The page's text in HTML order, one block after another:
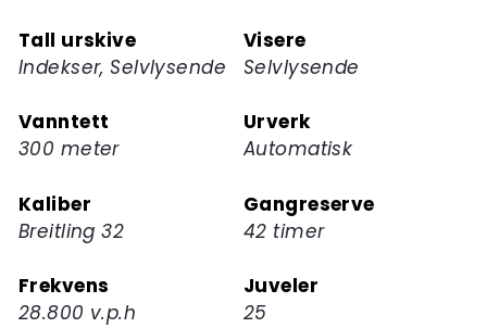
Tall urskive
Indekser, Selvlysende
Visere
Selvlysende
Vanntett
300 meter
Urverk
Automatisk
Kaliber
Breitling 32
Gangreserve
42 timer
Frekvens
28.800 v.p.h
Juveler
25